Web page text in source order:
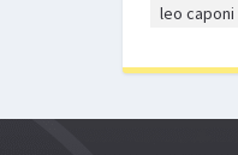
leo caponi